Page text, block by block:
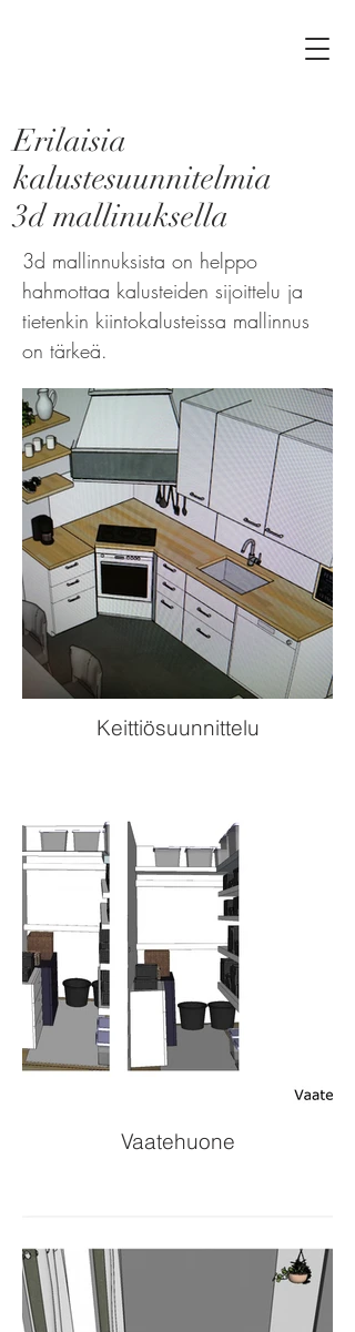
Erilaisia
kalustesuunnitelmia
3d mallinuksella
3d mallinnuksista on helppo
hahmottaa kalusteiden sijoittelu ja
tietenkin kiintokalusteissa mallinnus
on tärkeä.
Keittiösuunnittelu
Vaatehuone